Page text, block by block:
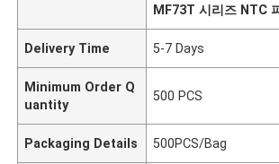
MF73T 시리즈 NTC
Delivery Time 5-7 Days
Minimum Order Q
uantity
500 PCS
Packaging Details 500PCS/Bag